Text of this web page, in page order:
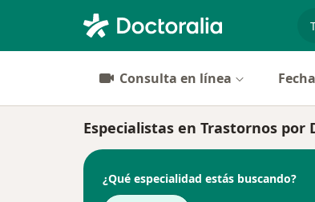
Consulta en línea
Especialistas en Trastornos
¿Qué especialidad estás buscando?